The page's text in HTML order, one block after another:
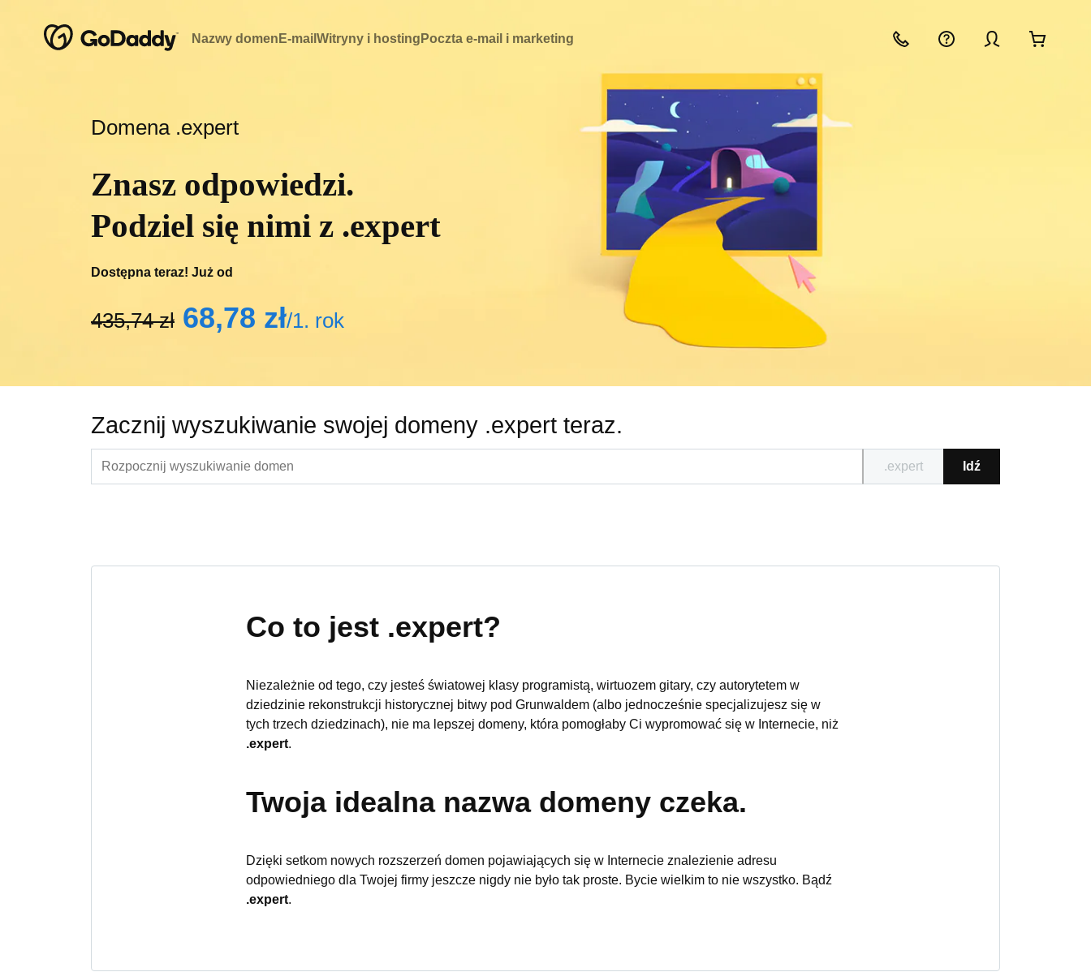
Nazwy domen E-mail Witryny i hosting Poczta e-mail i marketing
Domena .expert
Znasz odpowiedzi.
Podziel się nimi z .expert
Dostępna teraz! Już od
‪435,74 zł‬ ‪68,78 zł‬/1. rok
Zacznij wyszukiwanie swojej domeny .expert teraz.
.expert Idź
Co to jest .expert?
Niezależnie od tego, czy jesteś światowej klasy programistą, wirtuozem gitary, czy autorytetem w
dziedzinie rekonstrukcji historycznej bitwy pod Grunwaldem (albo jednocześnie specjalizujesz się w
tych trzech dziedzinach), nie ma lepszej domeny, która pomogłaby Ci wypromować się w Internecie, niż
.expert.
Twoja idealna nazwa domeny czeka.
Dzięki setkom nowych rozszerzeń domen pojawiających się w Internecie znalezienie adresu
odpowiedniego dla Twojej firmy jeszcze nigdy nie było tak proste. Bycie wielkim to nie wszystko. Bądź
.expert.